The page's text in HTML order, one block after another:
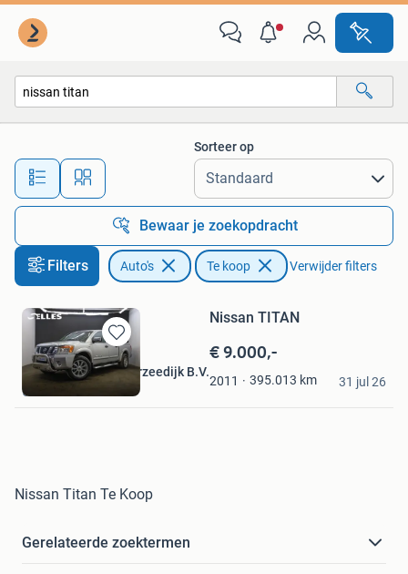
Alle afstanden…
Sorteer op
Bewaar je zoekopdracht
Filters Auto's Te koop Verwijder filters
Bewaren
in
Mijn
Favorieten
Nissan TITAN
€ 9.000,-
2011 395.013 km
Selles Auto's Kamperzeedijk B.V.
Genemuiden
31 jul 26
Nissan Titan Te Koop
Gerelateerde zoektermen